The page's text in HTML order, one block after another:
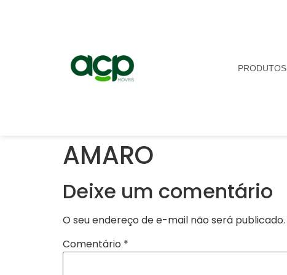
PRODUTOS
AMARO
Deixe um comentário
O seu endereço de e-mail não será publicado.
Comentário *